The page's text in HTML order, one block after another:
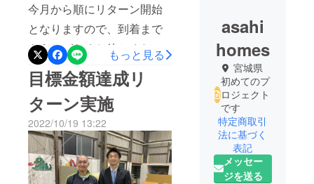
今月から順にリターン開始
となりますので、到着まで
もうしばらくお待ちくださ
い(^^)最高のリターンをお送
り致します(^^)
もっと見る
目標金額達成リ
ターン実施
2022/10/19 13:22
asahi
homes
宮城県
初めてのプ
ロジェクト
です
特定商取引
法に基づく
表記
メッセー
ジを送る